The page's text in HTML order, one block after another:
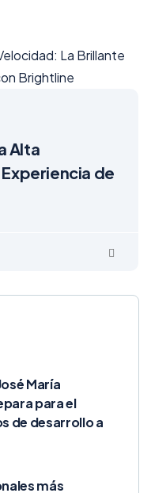
Alta
de
María
para el
de desarrollo a
más